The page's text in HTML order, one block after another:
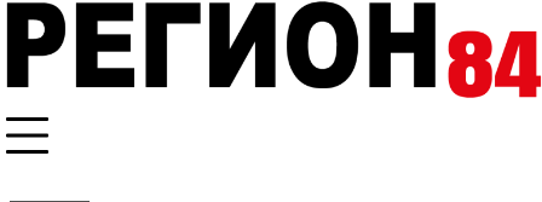
Перейти
содержимому